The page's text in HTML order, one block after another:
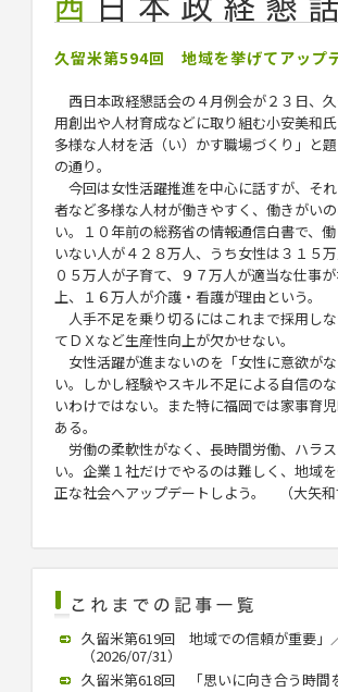
久留米第594回 地域を挙げてアップ
西日本政経懇話会の４月例会が２３日、
用創出や人材育成などに取り組む小安美和
多様な人材を活（い）かす職場づくり」と
の通り。
今回は女性活躍推進を中心に話すが、そ
者など多様な人材が働きやすく、働きがい
い。１０年前の総務省の情報通信白書で、
いない人が４２８万人、うち女性は３１５
０５万人が子育て、９７万人が適当な仕事
上、１６万人が介護・看護が理由という。
人手不足を乗り切るにはこれまで採用し
てＤＸなど生産性向上が欠かせない。
女性活躍が進まないのを「女性に意欲が
い。しかし経験やスキル不足による自信の
いわけではない。また特に福岡では家事育
ある。
労働の柔軟性がなく、長時間労働、ハラ
い。企業１社だけでやるのは難しく、地域
正な社会へアップデートしよう。 （大矢和
久留米第619回 地域での信頼が重要」
（2026/07/31）
久留米第618回 「思いに向き合う時間